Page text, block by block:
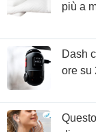
più a
Dash
ore su